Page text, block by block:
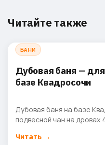
Читайте также
БАНИ
Дубовая баня —
базе Квадросочи
Дубовая баня на базе
подвесной чан на дровах
как забронировать.
Читать →